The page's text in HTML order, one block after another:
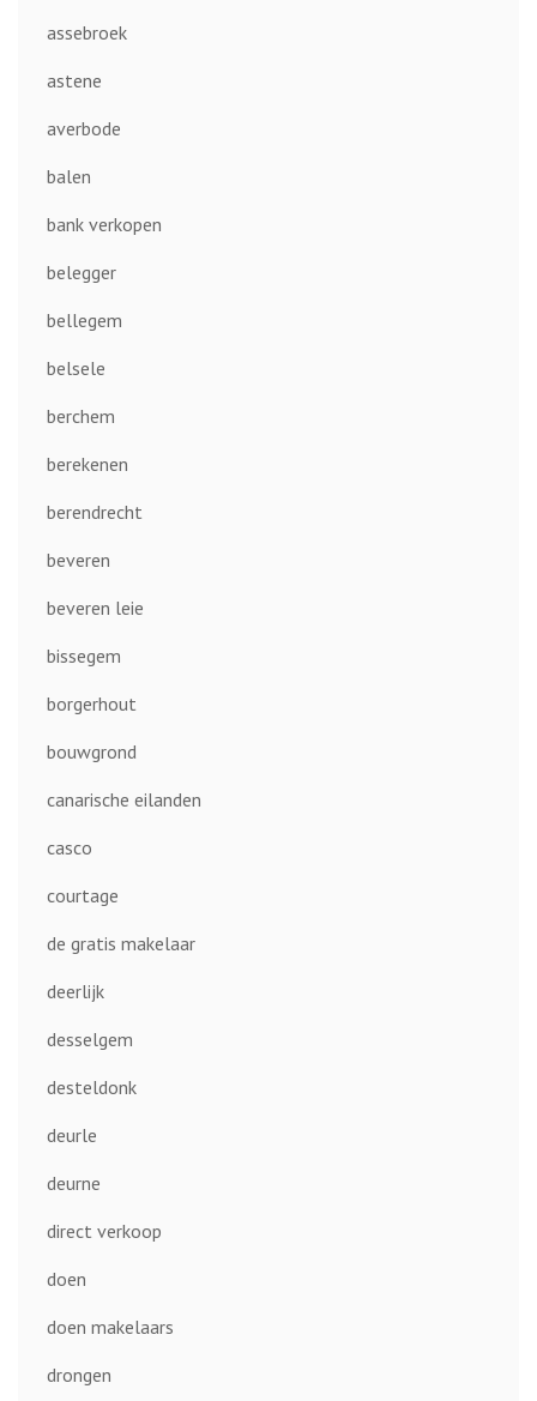
assebroek
astene
averbode
balen
bank verkopen
belegger
bellegem
belsele
berchem
berekenen
berendrecht
beveren
beveren leie
bissegem
borgerhout
bouwgrond
canarische eilanden
casco
courtage
de gratis makelaar
deerlijk
desselgem
desteldonk
deurle
deurne
direct verkoop
doen
doen makelaars
drongen